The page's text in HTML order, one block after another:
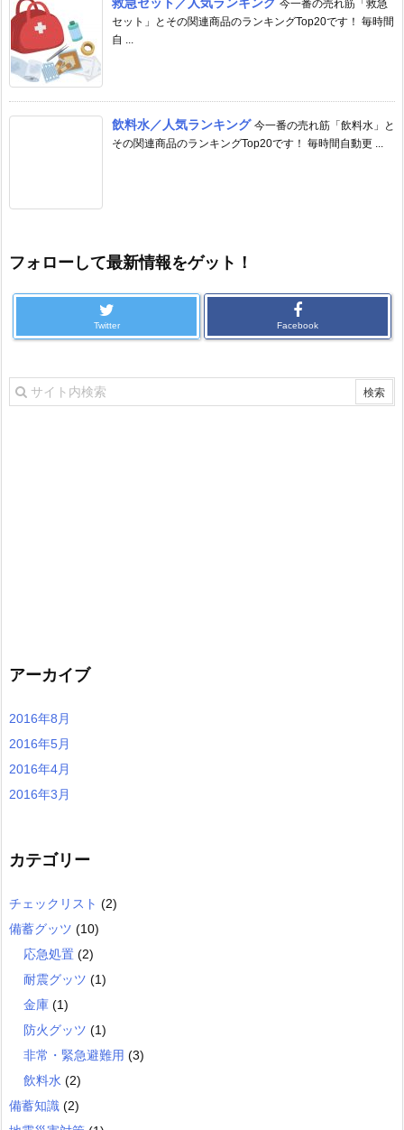
今一番の売れ筋「救急
セット」とその関連商品のランキングTop20です！ 毎時間
自 ...
飲料水／人気ランキング 今一番の売れ筋「飲料水」と
その関連商品のランキングTop20です！ 毎時間自動更 ...
フォローして最新情報をゲット！
Twitter Facebook
アーカイブ
2016年8月
2016年5月
2016年4月
2016年3月
カテゴリー
チェックリスト (2)
備蓄グッツ (10)
応急処置 (2)
耐震グッツ (1)
金庫 (1)
防火グッツ (1)
非常・緊急避難用 (3)
飲料水 (2)
備蓄知識 (2)